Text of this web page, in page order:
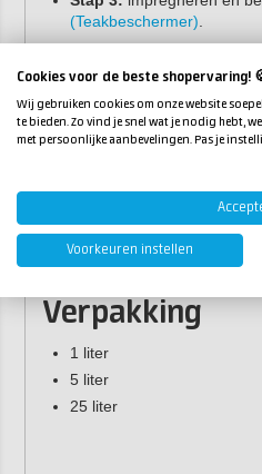
(Teakbeschermer).
Verpakking
1 liter
5 liter
25 liter
Cookies voor de beste shopervaring!
Wij gebruiken cookies om onze website
te bieden. Zo vind je snel wat je nodig hebt,
met persoonlijke aanbevelingen. Pas je
Voorkeuren instellen